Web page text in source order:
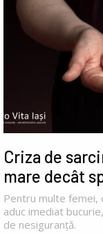
Criza de
mare decât
Pentru multe femei,
aduc imediat
de nesiguranță.